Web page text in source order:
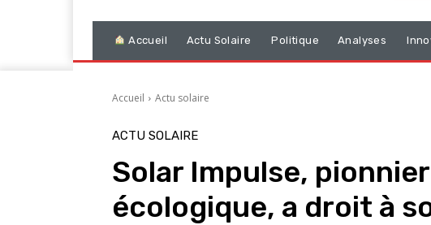
Accueil Actu Solaire Politique Analyses
Accueil Actu solaire
ACTU SOLAIRE
Solar Impulse,
écologique, a droit à